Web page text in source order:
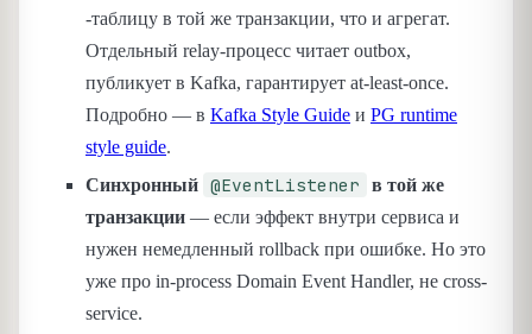
-таблицу в той же транзакции, что и агрегат.
Отдельный relay-процесс читает outbox,
публикует в Kafka, гарантирует at-least-once.
Подробно — в Kafka Style Guide и PG runtime
style guide.
Синхронный @EventListener
в той же
транзакции — если эффект внутри сервиса и
нужен немедленный rollback при ошибке. Но это
уже про in-process Domain Event Handler, не cross-
service.